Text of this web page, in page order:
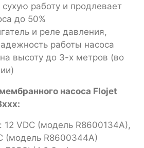
работу и продлевает
до 50%
и реле давления,
работы насоса
высоту до 3-х метров (во
насоса Flojet
VDC (модель R8600134A),
(модель R8600344A)